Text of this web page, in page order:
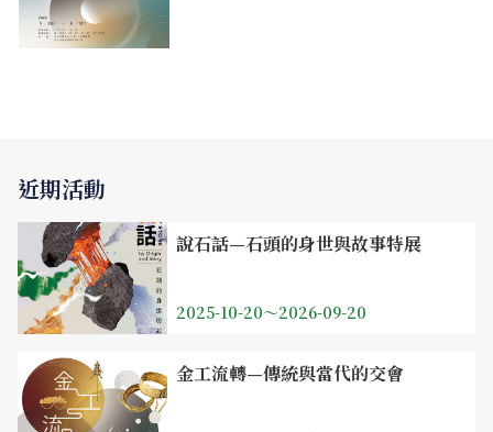
近期活動
說石話—石頭的身世與故事特展
2025-10-20～2026-09-20
金工流轉—傳統與當代的交會